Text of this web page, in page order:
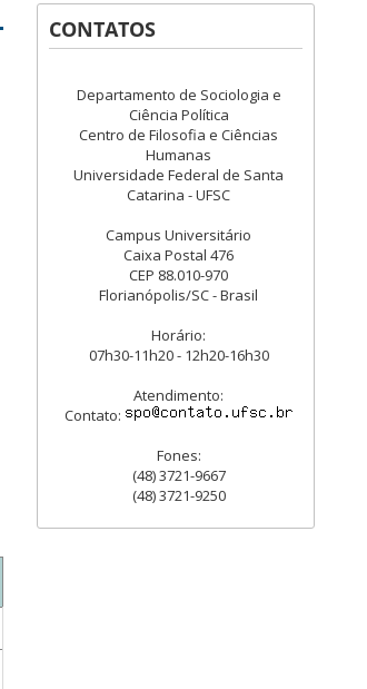
CONTATOS
Departamento de Sociologia e
Ciência Política
Centro de Filosofia e Ciências
Humanas
Universidade Federal de Santa
Catarina - UFSC
Campus Universitário
Caixa Postal 476
CEP 88.010-970
Florianópolis/SC - Brasil
Horário:
07h30-11h20 - 12h20-16h30
Atendimento:
Contato:
Fones:
(48) 3721-9667
(48) 3721-9250